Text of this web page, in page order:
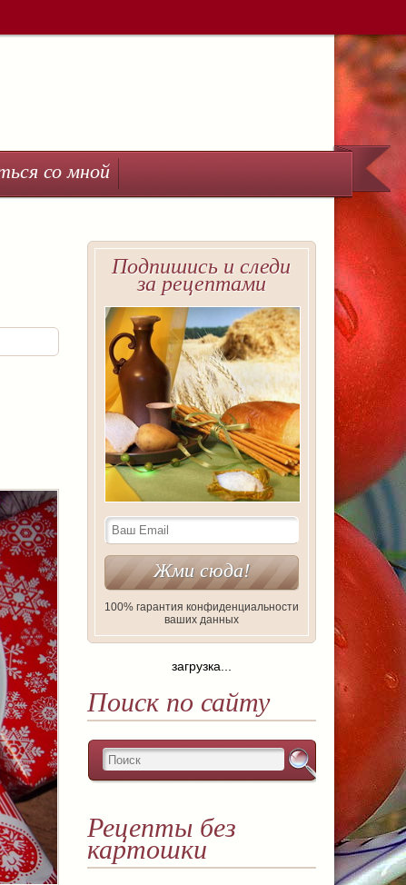
со мной
Подпишись и следи
за рецептами
100% гарантия конфиденциальности
ваших данных
загрузка...
Поиск по сайту
Рецепты без
картошки